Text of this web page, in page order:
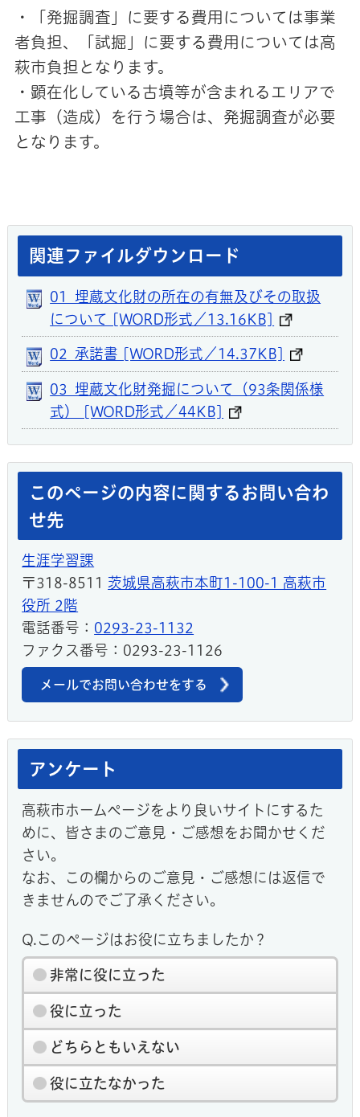
・「発掘調査」に要する費用については事業
者負担、「試掘」に要する費用については高
萩市負担となります。
・顕在化している古墳等が含まれるエリアで
工事（造成）を行う場合は、発掘調査が必要
となります。
関連ファイルダウンロード
01_埋蔵文化財の所在の有無及びその取扱
について [WORD形式／13.16KB]
02_承諾書 [WORD形式／14.37KB]
03_埋蔵文化財発掘について（93条関係様
式） [WORD形式／44KB]
このページの内容に関するお問い合わ
せ先
生涯学習課
〒318-8511 茨城県高萩市本町1-100-1 高萩市
役所 2階
電話番号： 0293-23-1132
ファクス番号：0293-23-1126
メールでお問い合わせをする
アンケート
高萩市ホームページをより良いサイトにするた
めに、皆さまのご意見・ご感想をお聞かせくだ
さい。
なお、この欄からのご意見・ご感想には返信で
きませんのでご了承ください。
Q.このページはお役に立ちましたか？
非常に役に立った
役に立った
どちらともいえない
役に立たなかった